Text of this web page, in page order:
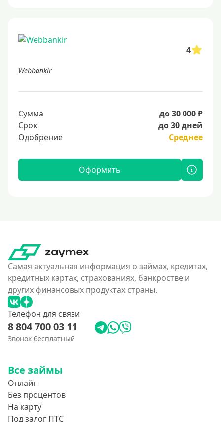
4
Webbankir
Сумма
до 30 000 ₽
Срок
до 30 дней
Одобрение
Среднее
Оформить
Самая актуальная информация о займах, кредитах,
кредитных картах, страхованиях, банкростве и
других финансовых продуктах страны.
Телефон для связи
8 804 700 03 11
Звонок бесплатный
Все займы
Онлайн
Без процентов
На карту
Под залог ПТС